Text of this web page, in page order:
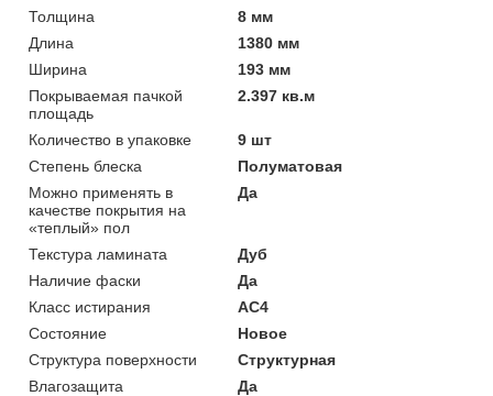
Толщина
8 мм
Длина
1380 мм
Ширина
193 мм
Покрываемая пачкой
площадь
2.397 кв.м
Количество в упаковке
9 шт
Степень блеска
Полуматовая
Можно применять в
качестве покрытия на
«теплый» пол
Да
Текстура ламината
Дуб
Наличие фаски
Да
Класс истирания
АС4
Состояние
Новое
Структура поверхности
Структурная
Влагозащита
Да